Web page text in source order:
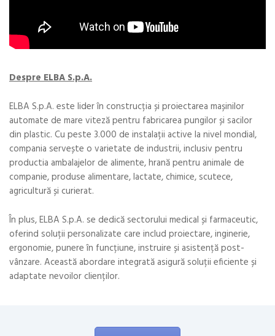
Despre ELBA S.p.A.
ELBA S.p.A. este lider în construcția și proiectarea mașinilor
automate de mare viteză pentru fabricarea pungilor și sacilor
din plastic. Cu peste 3.000 de instalații active la nivel mondial,
compania servește o varietate de industrii, inclusiv pentru
productia ambalajelor de alimente, hrană pentru animale de
companie, produse alimentare, lactate, chimice, scutece,
agricultură și curierat.
În plus, ELBA S.p.A. se dedică sectorului medical și farmaceutic,
oferind soluții personalizate care includ proiectare, inginerie,
ergonomie, punere în funcțiune, instruire și asistență post-
vânzare. Această abordare integrată asigură soluții eficiente și
adaptate nevoilor clienților.